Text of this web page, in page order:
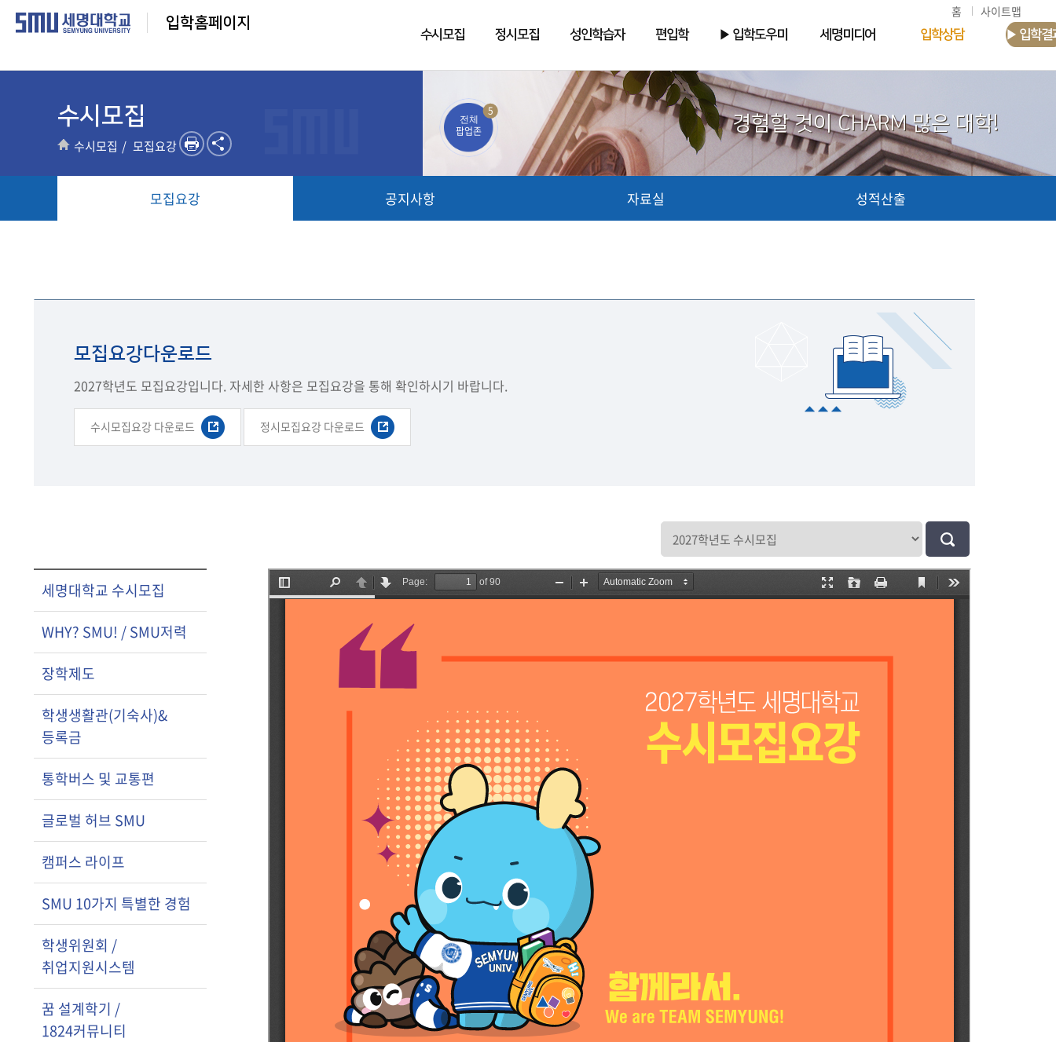
5
전체
팝업존
입학홈페이지
홈 사이트맵
수시모집 정시모집 성인학습자 편입학 ▶ 입학도우미 세명미디어 입학상담 ▶ 입학결
수시모집 경험할 것이 CHARM 많은 대학!
수시모집 모집요강
모집요강 공지사항 자료실 성적산출
모집요강다운로드
2027학년도 모집요강입니다. 자세한 사항은 모집요강을 통해 확인하시기 바랍니다.
수시모집요강 다운로드 정시모집요강 다운로드
세명대학교 수시모집
WHY? SMU! / SMU저력
장학제도
학생생활관(기숙사)&
등록금
통학버스 및 교통편
글로벌 허브 SMU
캠퍼스 라이프
SMU 10가지 특별한 경험
학생위원회 /
취업지원시스템
꿈 설계학기 /
1824커뮤니티